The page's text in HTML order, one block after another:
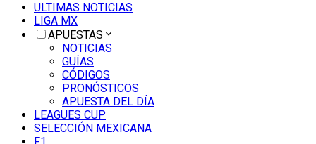
ULTIMAS NOTICIAS
LIGA MX
APUESTAS
NOTICIAS
GUÍAS
CÓDIGOS
PRONÓSTICOS
APUESTA DEL DÍA
LEAGUES CUP
SELECCIÓN MEXICANA